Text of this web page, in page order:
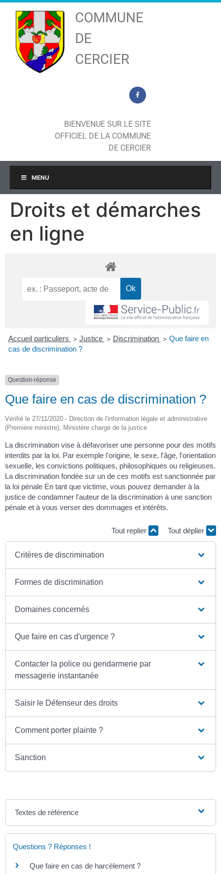
COMMUNE
DE
CERCIER
BIENVENUE SUR LE SITE
OFFICIEL DE LA COMMUNE
DE CERCIER
MENU
Droits et démarches
en ligne
Accueil particuliers > Justice > Discrimination > Que faire en
cas de discrimination ?
Question-réponse
Que faire en cas de discrimination ?
Vérifié le 27/11/2020 - Direction de l'information légale et administrative
(Première ministre), Ministère chargé de la justice
La discrimination vise à défavoriser une personne pour des motifs
interdits par la loi. Par exemple l'origine, le sexe, l'âge, l'orientation
sexuelle, les convictions politiques, philosophiques ou religieuses.
La discrimination fondée sur un de ces motifs est sanctionnée par
la loi pénale En tant que victime, vous pouvez demander à la
justice de condamner l'auteur de la discrimination à une sanction
pénale et à vous verser des dommages et intérêts.
Tout replier Tout déplier
Critères de discrimination
Formes de discrimination
Domaines concernés
Que faire en cas d'urgence ?
Contacter la police ou gendarmerie par
messagerie instantanée
Saisir le Défenseur des droits
Comment porter plainte ?
Sanction
Textes de référence
Questions ? Réponses !
Que faire en cas de harcèlement ?